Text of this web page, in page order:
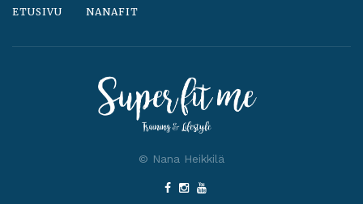
ETUSIVU NANAFIT
© Nana Heikkilä